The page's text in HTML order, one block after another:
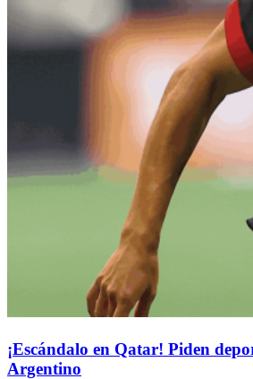
¡Escándalo en Qatar! Piden
Argentino